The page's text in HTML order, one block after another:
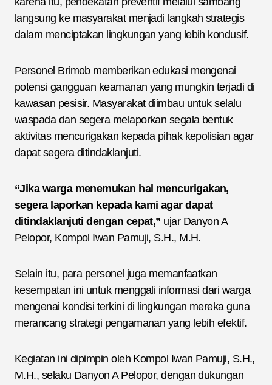
langsung ke masyarakat menjadi langkah strategis
dalam menciptakan lingkungan yang lebih kondusif.
Personel Brimob memberikan edukasi mengenai
potensi gangguan keamanan yang mungkin terjadi di
kawasan pesisir. Masyarakat diimbau untuk selalu
waspada dan segera melaporkan segala bentuk
aktivitas mencurigakan kepada pihak kepolisian agar
dapat segera ditindaklanjuti.
“Jika warga menemukan hal mencurigakan,
segera laporkan kepada kami agar dapat
ditindaklanjuti dengan cepat,” ujar Danyon A
Pelopor, Kompol Iwan Pamuji, S.H., M.H.
Selain itu, para personel juga memanfaatkan
kesempatan ini untuk menggali informasi dari warga
mengenai kondisi terkini di lingkungan mereka guna
merancang strategi pengamanan yang lebih efektif.
Kegiatan ini dipimpin oleh Kompol Iwan Pamuji, S.H.,
M.H., selaku Danyon A Pelopor, dengan dukungan